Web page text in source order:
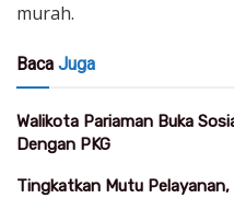
murah.
Baca Juga
Walikota Pariaman Buka
Dengan PKG
Tingkatkan Mutu